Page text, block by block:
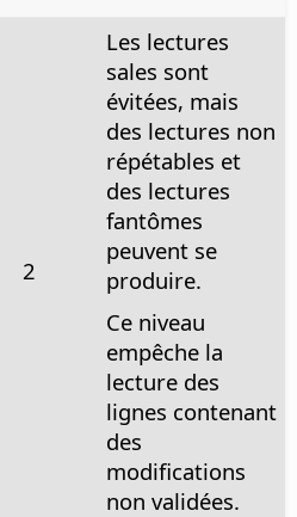
2
Les lectures
sales sont
évitées, mais
des lectures non
répétables et
des lectures
fantômes
peuvent se
produire.
Ce niveau
empêche la
lecture des
lignes contenant
des
modifications
non validées.